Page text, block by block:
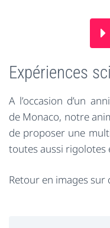
Expériences
A l’occasion d’un
de Monaco, notre
de proposer une
toutes aussi rigolotes
Retour en images